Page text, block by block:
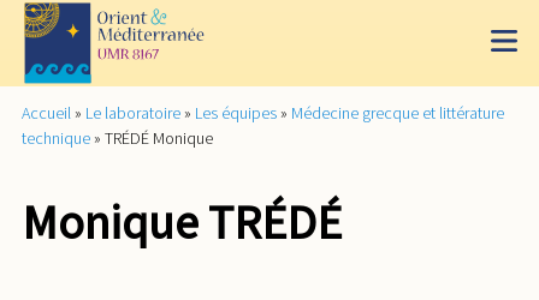
Accueil » Le laboratoire » Les équipes » Médecine grecque et littérature
technique » TRÉDÉ Monique
Monique TRÉDÉ